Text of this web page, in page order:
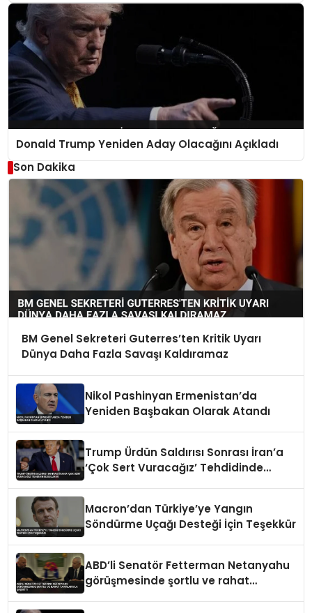
Donald Trump Yeniden Aday Olacağını Açıkladı
Son Dakika
BM Genel Sekreteri Guterres’ten Kritik Uyarı
Dünya Daha Fazla Savaşı Kaldıramaz
Nikol Pashinyan Ermenistan’da
Yeniden Başbakan Olarak Atandı
Trump Ürdün Saldırısı Sonrası İran’a
‘Çok Sert Vuracağız’ Tehdidinde
Macron’dan Türkiye’ye Yangın
Söndürme Uçağı Desteği İçin Teşekkür
ABD’li Senatör Fetterman Netanyahu
görüşmesinde şortlu ve rahat